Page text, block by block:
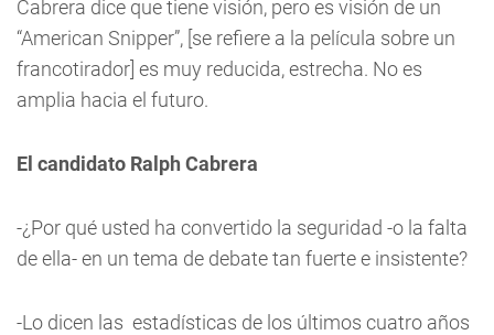
Cabrera dice que tiene visión, pero es visión de un
“American Snipper”, [se refiere a la película sobre un
francotirador] es muy reducida, estrecha. No es
amplia hacia el futuro.
El candidato Ralph Cabrera
-¿Por qué usted ha convertido la seguridad -o la falta
de ella- en un tema de debate tan fuerte e insistente?
-Lo dicen las estadísticas de los últimos cuatro años